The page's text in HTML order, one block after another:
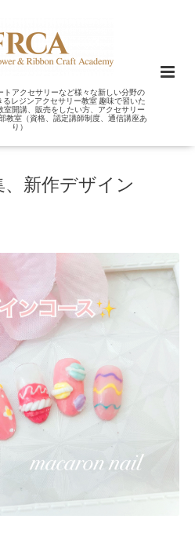
トアクセサリーなど様々な新しい分野の
レジンアクセサリー教室 趣味で習いた
室開講、販売をしたい方、アクセサリー
教室（資格、認定講師制度、通信講座あ
り）
、新作デザイン